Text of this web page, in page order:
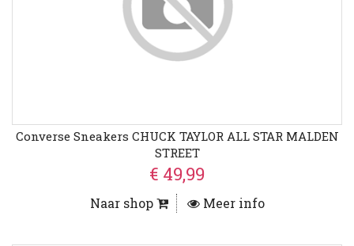
Converse Sneakers CHUCK TAYLOR ALL STAR MALDEN
STREET
€ 49,99
Naar shop Meer info